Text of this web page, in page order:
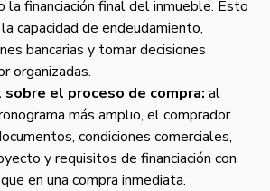
la financiación final del inmueble. Esto
capacidad de endeudamiento,
bancarias y tomar decisiones
organizadas.
el proceso de compra: al
más amplio, el comprador
condiciones comerciales,
y requisitos de financiación con
en una compra inmediata.